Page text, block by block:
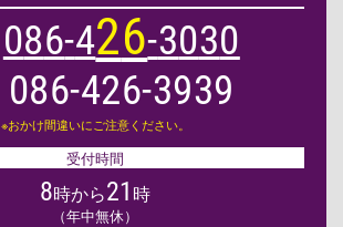
086-426-3030
086-426-3939
※おかけ間違いにご注意ください。
受付時間
8時から21 時
（年中無休）